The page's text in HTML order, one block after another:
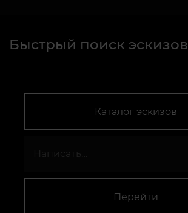
Быстрый поиск эскизов
Каталог эскизов
Перейти